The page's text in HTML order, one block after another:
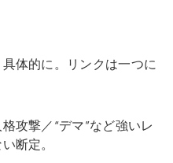
具体的に。リンクは一つに
格攻撃／“デマ”など強いレ
断定。